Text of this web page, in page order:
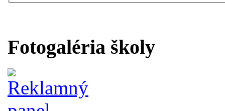
Fotogaléria školy